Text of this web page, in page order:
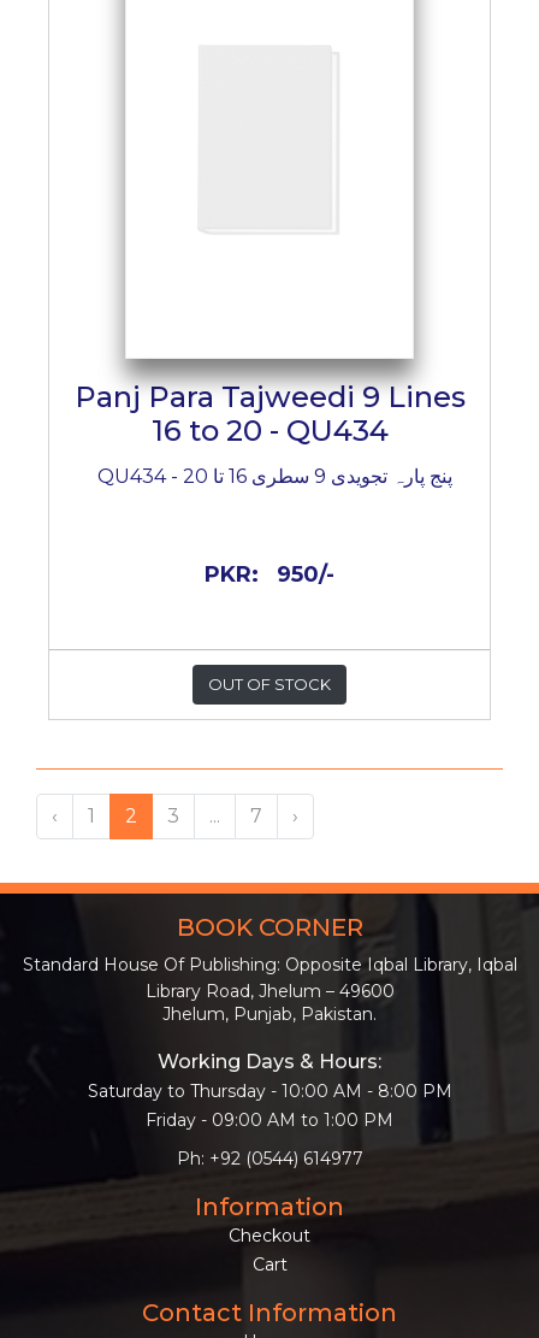
Panj Para Tajweedi 9 Lines
16 to 20 - QU434
پنج پارہ تجویدی 9 سطری 16 تا 20 - QU434
PKR: 950/-
OUT OF STOCK
‹ 1 2 3 ... 7 ›
BOOK CORNER
Standard House Of Publishing: Opposite Iqbal Library, Iqbal
Library Road, Jhelum – 49600
Jhelum, Punjab, Pakistan.
Working Days & Hours:
Saturday to Thursday - 10:00 AM - 8:00 PM
Friday - 09:00 AM to 1:00 PM
Ph: +92 (0544) 614977
Information
Checkout
Cart
Contact Information